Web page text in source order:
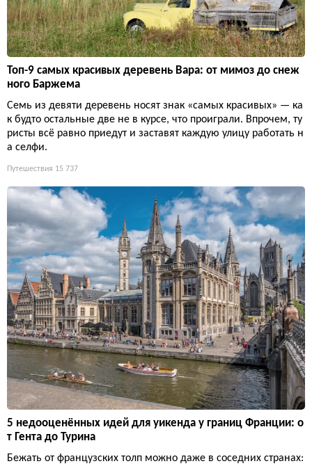
Топ-9 самых красивых деревень Вара: от мимоз до снеж
ного Баржема
Семь из девяти деревень носят знак «самых красивых» — ка
к будто остальные две не в курсе, что проиграли. Впрочем, ту
ристы всё равно приедут и заставят каждую улицу работать н
а селфи.
Путешествия 15 737
5 недооценённых идей для уикенда у границ Франции: о
т Гента до Турина
Бежать от французских толп можно даже в соседних странах: